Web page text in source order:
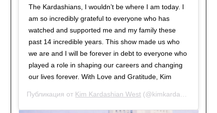
The Kardashians, I wouldn’t be where I am today. I
am so incredibly grateful to everyone who has
watched and supported me and my family these
past 14 incredible years. This show made us who
we are and I will be forever in debt to everyone who
played a role in shaping our careers and changing
our lives forever. With Love and Gratitude, Kim
Публикация от Kim Kardashian West (@kimkardashian)